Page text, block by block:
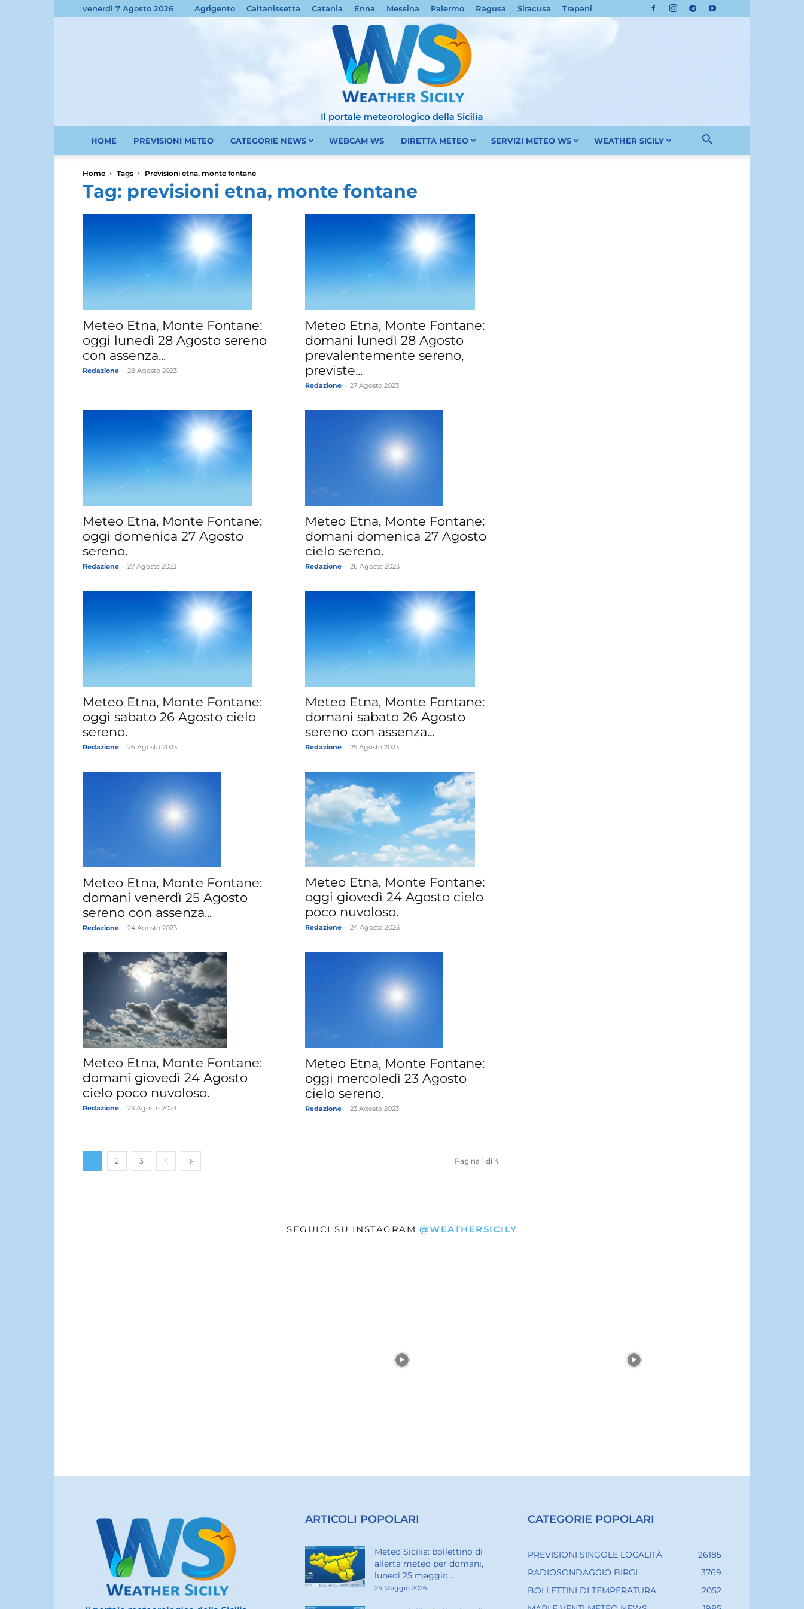
venerdì 7 Agosto 2026 Agrigento Caltanissetta Catania Enna Messina Palermo Ragusa Siracusa Trapani
Sicily.it
HOME PREVISIONI METEO CATEGORIE NEWS WEBCAM WS DIRETTA METEO SERVIZI METEO WS WEATHER SICILY
Home Tags Previsioni etna, monte fontane
Tag: previsioni etna, monte fontane
Meteo Etna, Monte Fontane:
oggi lunedì 28 Agosto sereno
con assenza...
Redazione 28 Agosto 2023
Meteo Etna, Monte Fontane:
domani lunedì 28 Agosto
prevalentemente sereno,
previste...
Redazione 27 Agosto 2023
Meteo Etna, Monte Fontane:
oggi domenica 27 Agosto
sereno.
Redazione 27 Agosto 2023
Meteo Etna, Monte Fontane:
domani domenica 27 Agosto
cielo sereno.
Redazione 26 Agosto 2023
Meteo Etna, Monte Fontane:
oggi sabato 26 Agosto cielo
sereno.
Redazione 26 Agosto 2023
Meteo Etna, Monte Fontane:
domani sabato 26 Agosto
sereno con assenza...
Redazione 25 Agosto 2023
Meteo Etna, Monte Fontane:
domani venerdì 25 Agosto
sereno con assenza...
Redazione 24 Agosto 2023
Meteo Etna, Monte Fontane:
oggi giovedì 24 Agosto cielo
poco nuvoloso.
Redazione 24 Agosto 2023
Meteo Etna, Monte Fontane:
domani giovedì 24 Agosto
cielo poco nuvoloso.
Redazione 23 Agosto 2023
Meteo Etna, Monte Fontane:
oggi mercoledì 23 Agosto
cielo sereno.
Redazione 23 Agosto 2023
1 2 3 4 Pagina 1 di 4
SEGUICI SU INSTAGRAM @WEATHERSICILY
ARTICOLI POPOLARI
Meteo Sicilia: bollettino di
allerta meteo per domani,
lunedì 25 maggio...
24 Maggio 2026
CATEGORIE POPOLARI
PREVISIONI SINGOLE LOCALITÀ
26185
RADIOSONDAGGIO BIRGI
3769
BOLLETTINI DI TEMPERATURA
2052